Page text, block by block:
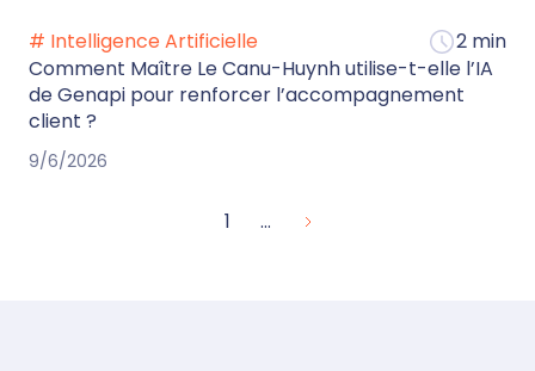
# Intelligence Artificielle
2 min
Comment Maître Le Canu-Huynh utilise-t-elle l’IA
de Genapi pour renforcer l’accompagnement
client ?
9/6/2026
1 ...